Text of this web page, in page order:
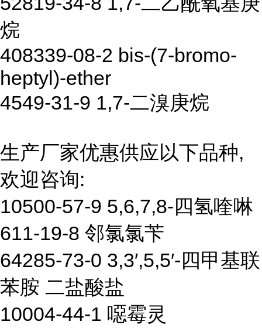
烷
408339-08-2 bis-(7-bromo-
heptyl)-ether
4549-31-9 1,7-二溴庚烷
生产厂家优惠供应以下品种,
欢迎咨询:
10500-57-9 5,6,7,8-四氢喹啉
611-19-8 邻氯氯苄
64285-73-0 3,3′,5,5′-四甲基联
苯胺 二盐酸盐
10004-44-1 噁霉灵